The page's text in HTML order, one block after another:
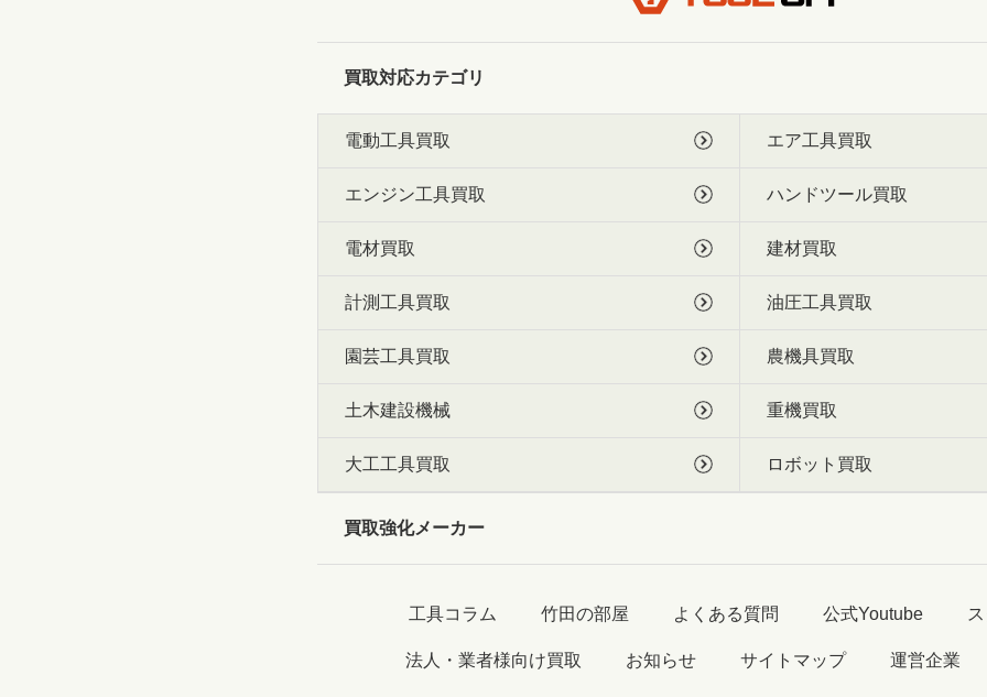
買取対応カテゴリ
電動工具買取 エア工具買取
エンジン工具買取 ハンドツール買取
電材買取 建材買取
計測工具買取 油圧工具買取
園芸工具買取 農機具買取
土木建設機械 重機買取
大工工具買取 ロボット買取
買取強化メーカー
工具コラム 竹田の部屋 よくある質問 公式Youtube
法人・業者様向け買取 お知らせ サイトマップ 運営企業